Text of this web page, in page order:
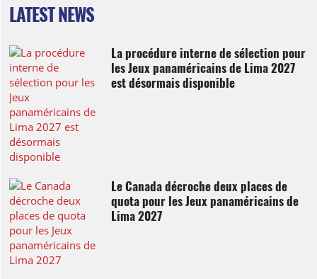
LATEST NEWS
La procédure interne de sélection pour
les Jeux panaméricains de Lima 2027
est désormais disponible
Le Canada décroche deux places de
quota pour les Jeux panaméricains de
Lima 2027